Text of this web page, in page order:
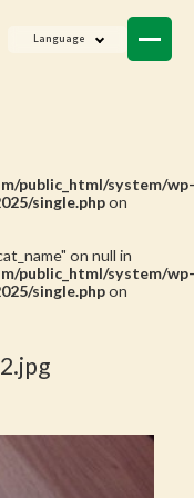
Language
public_html/system/wp-
single.phpon
on null in
public_html/system/wp-
single.phpon